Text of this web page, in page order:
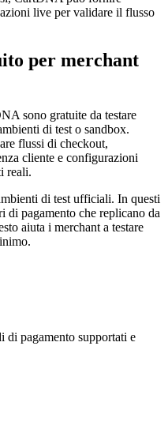
live per validare il flusso
per merchant
sono gratuite da testare
di test o sandbox.
flussi di checkout,
cliente e configurazioni
reali.
di test ufficiali. In questi
pagamento che replicano da
aiuta i merchant a testare
di pagamento supportati e